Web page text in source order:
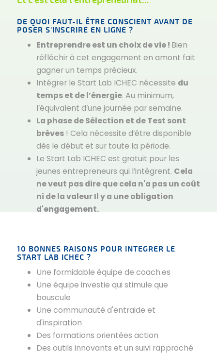
DE QUOI FAUT-IL ÊTRE CONSCIENT AVANT DE
POSER S'INSCRIRE EN LIGNE ?
Entreprendre est un choix de vie ! Bien
réfléchir à cet engagement en amont fait
gagner un temps précieux.
Intégrer le Start Lab ICHEC nécessite du
temps et de l’énergie. Au minimum,
l’équivalent d’une journée par semaine.
La phase de Sélection et de Test sont
brèves ! Cela nécessite d’être disponible
dès le début et sur toute la période.
Le Start Lab ICHEC est gratuit pour les
jeunes entrepreneurs qui l’intègrent. Cela
ne veut pas dire que cela n'a pas un coût
ni de la valeur Il y a une obligation
d'engagement.
10 BONNES RAISONS POUR INTEGRER LE
START LAB ICHEC ?
Une formidable équipe de coach.es
Une équipe investie qui stimule que
bouscule
Une communauté d'entraide et
d'inspiration
Des formations orientées action
Des outils innovants et un suivi rapproché